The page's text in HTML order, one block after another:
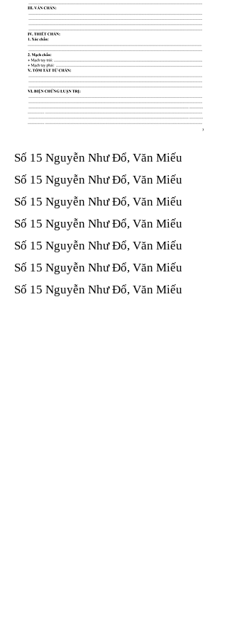
Số 15 Nguyễn Như Đổ, Văn Miếu​​​​
Số 15 Nguyễn Như Đổ, Văn Miếu​​​​
Số 15 Nguyễn Như Đổ, Văn Miếu​​​​
Số 15 Nguyễn Như Đổ, Văn Miếu​​​​
Số 15 Nguyễn Như Đổ, Văn Miếu​​​​
Số 15 Nguyễn Như Đổ, Văn Miếu​​​​
Số 15 Nguyễn Như Đổ, Văn Miếu​​​​